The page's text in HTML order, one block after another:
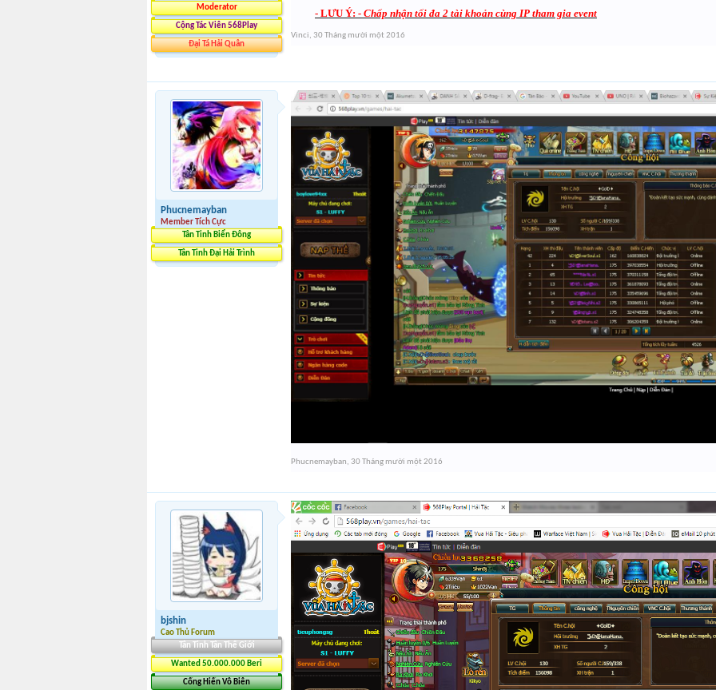
Moderator
Cộng Tác Viên 568Play
Đại Tá Hải Quân
- LƯU Ý: - Chấp nhận tối đa 2 tài khoản cùng IP tham gia event
Vinci, 30 Tháng mười một 2016
Phucnemayban
Member Tích Cực
Tân Tinh Biển Đông
Tân Tinh Đại Hải Trình
Phucnemayban, 30 Tháng mười một 2016
bjshin
Cao Thủ Forum
Tân Tinh Tân Thế Giới
Wanted 50.000.000 Beri
Cống Hiến Vô Biên